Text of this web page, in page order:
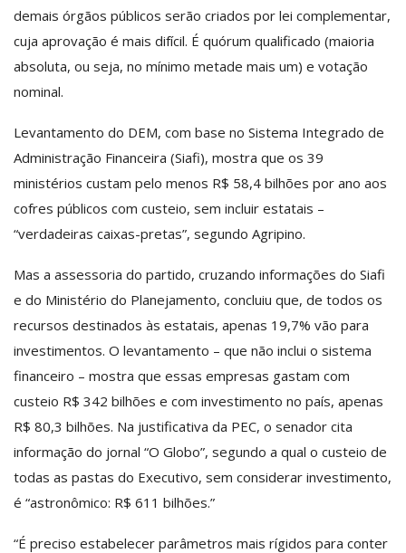
demais órgãos públicos serão criados por lei complementar,
cuja aprovação é mais difícil. É quórum qualificado (maioria
absoluta, ou seja, no mínimo metade mais um) e votação
nominal.
Levantamento do DEM, com base no Sistema Integrado de
Administração Financeira (Siafi), mostra que os 39
ministérios custam pelo menos R$ 58,4 bilhões por ano aos
cofres públicos com custeio, sem incluir estatais –
“verdadeiras caixas-pretas”, segundo Agripino.
Mas a assessoria do partido, cruzando informações do Siafi
e do Ministério do Planejamento, concluiu que, de todos os
recursos destinados às estatais, apenas 19,7% vão para
investimentos. O levantamento – que não inclui o sistema
financeiro – mostra que essas empresas gastam com
custeio R$ 342 bilhões e com investimento no país, apenas
R$ 80,3 bilhões. Na justificativa da PEC, o senador cita
informação do jornal “O Globo”, segundo a qual o custeio de
todas as pastas do Executivo, sem considerar investimento,
é “astronômico: R$ 611 bilhões.”
“É preciso estabelecer parâmetros mais rígidos para conter